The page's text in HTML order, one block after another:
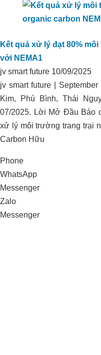
Kết quả xử lý đạt 80%
với NEMA1
jv smart future 10/09/2025
jv smart future |
Kim, Phú Bình, Thái
07/2025. Lời Mở Đầu Báo
xử lý môi trường trang trại
Carbon Hữu
Phone
WhatsApp
Messenger
Zalo
Messenger